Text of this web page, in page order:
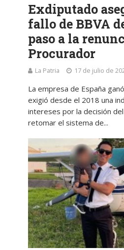
Exdiputado
fallo de BBVA
paso a la
Procurador
La Patria 17 de julio de
La empresa de España
exigió desde el 2018 una
intereses por la decisión
retomar el sistema de...